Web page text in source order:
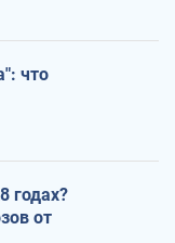
что
годах?
от